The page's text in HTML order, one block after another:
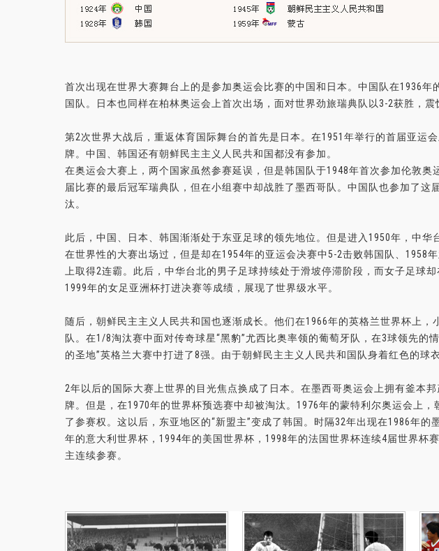
首次出现在世界大赛舞台上的是参加奥运会比赛的中国和日本。中国队在1936年
国队。日本也同样在柏林奥运会上首次出场，面对世界劲旅瑞典队以3-2获胜，震
第2次世界大战后，重返体育国际舞台的首先是日本。在1951年举行的首届亚运
牌。中国、韩国还有朝鲜民主主义人民共和国都没有参加。
在奥运会大赛上，两个国家虽然参赛延误，但是韩国队于1948年首次参加伦敦奥
届比赛的最后冠军瑞典队，但在小组赛中却战胜了墨西哥队。中国队也参加了这
汰。
此后，中国、日本、韩国渐渐处于东亚足球的领先地位。但是进入1950年，中华
在世界性的大赛出场过，但是却在1954年的亚运会决赛中5-2击败韩国队、1958
上取得2连霸。此后，中华台北的男子足球持续处于滑坡停滞阶段，而女子足球
1999年的女足亚洲杯打进决赛等成绩，展现了世界级水平。
随后，朝鲜民主主义人民共和国也逐渐成长。他们在1966年的英格兰世界杯上，
队。在1/8淘汰赛中面对传奇球星“黑豹”尤西比奥率领的葡萄牙队，在3球领先的
的圣地”英格兰大赛中打进了8强。由于朝鲜民主主义人民共和国队身着红色的球
2年以后的国际大赛上世界的目光焦点换成了日本。在墨西哥奥运会上拥有釜本
牌。但是，在1970年的世界杯预选赛中却被淘汰。1976年的蒙特利尔奥运会上
了参赛权。这以后，东亚地区的“新盟主”变成了韩国。时隔32年出现在1986年的
年的意大利世界杯，1994年的美国世界杯，1998年的法国世界杯连续4届世界杯
主连续参赛。